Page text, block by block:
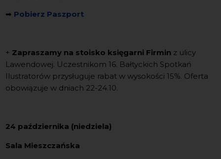
➡ Pobierz Paszport
+ Zapraszamy na stoisko księgarni Firmin z ulicy
Lawendowej. Uczestnikom 16. Bałtyckich Spotkań
Ilustratorów przysługuje rabat w wysokości 15%. Oferta
obowiązuje w dniach 22-24.10.
24 października (niedziela)
Sala Mieszczańska